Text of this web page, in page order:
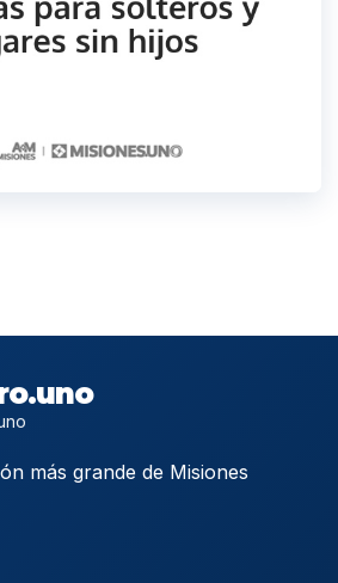
más grande de Misiones